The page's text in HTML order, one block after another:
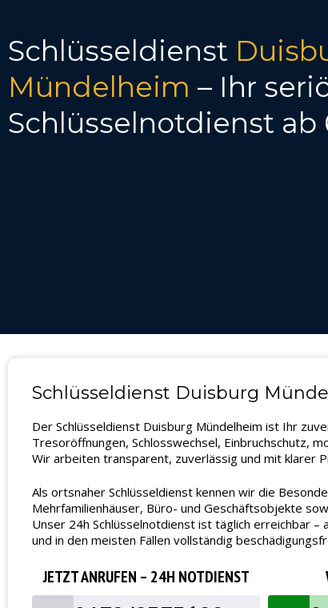
Schlüsseldienst
Mündelheim – Ihr
Schlüsselnotdienst ab
Schlüsseldienst Duisburg
Der Schlüsseldienst Duisburg Mündelheim ist Ihr
Tresoröffnungen, Schlosswechsel, Einbruchschutz,
Wir arbeiten transparent, zuverlässig und mit klarer
Als ortsnaher Schlüsseldienst kennen wir die
Mehrfamilienhäuser, Büro- und Geschäftsobjekte
Unser 24h Schlüsselnotdienst ist täglich erreichbar –
und in den meisten Fällen vollständig
JETZT ANRUFEN – 24H NOTDIENST